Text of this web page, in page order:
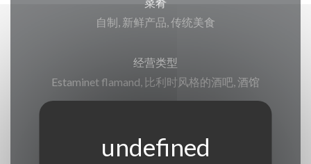
自制, 新鲜产品, 传统美食
经营类型
Estaminet flamand, 比利时风格的酒吧, 酒馆
私人租用, 残疾人通道, 阳台, 无线上网